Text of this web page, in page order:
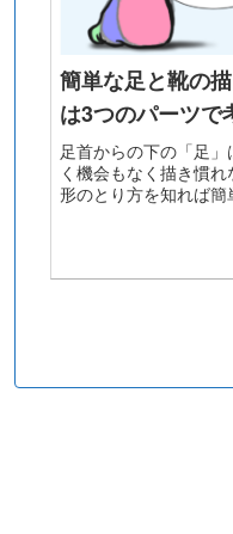
簡単な足と靴の
は3つのパーツで
足首からの下の「足
く機会もなく描き慣れ
形のとり方を知れば